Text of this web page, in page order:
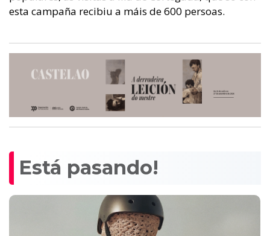
esta campaña recibiu a máis de 600 persoas.
Está pasando!